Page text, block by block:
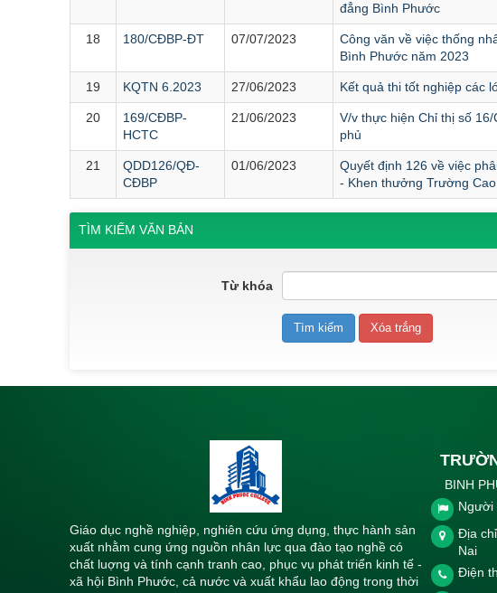
đẳng Bình Phước
18 180/CĐBP-ĐT 07/07/2023
Công văn về việc thống
Bình Phước năm 2023
19 KQTN 6.2023 27/06/2023 Kết quả thi tốt nghiệp các
20
169/CĐBP-
HCTC
21/06/2023
V/v thực hiện Chỉ thị số
phủ
21
QDD126/QĐ-
CĐBP
01/06/2023
Quyết định 126 về việc
- Khen thưởng Trường
TÌM KIẾM VĂN BẢN
Từ khóa
Giáo dục nghề nghiệp, nghiên cứu ứng dụng, thực hành sản
xuất nhằm cung ứng nguồn nhân lực qua đào tạo nghề có
chất luợng và tính cạnh tranh cao, phục vụ phát triển kinh tế -
xã hội Bình Phước, cả nước và xuất khẩu lao động trong thời
BINH
Người
Địa
Nai
Điện